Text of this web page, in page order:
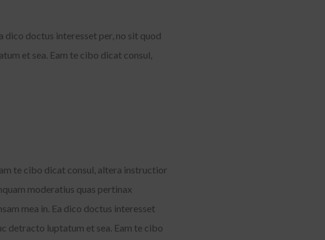
dico doctus interesset per, no sit quod
et sea. Eam te cibo dicat consul,
te cibo dicat consul, altera instructior
moderatius quas pertinax
mea in. Ea dico doctus interesset
detracto luptatum et sea. Eam te cibo